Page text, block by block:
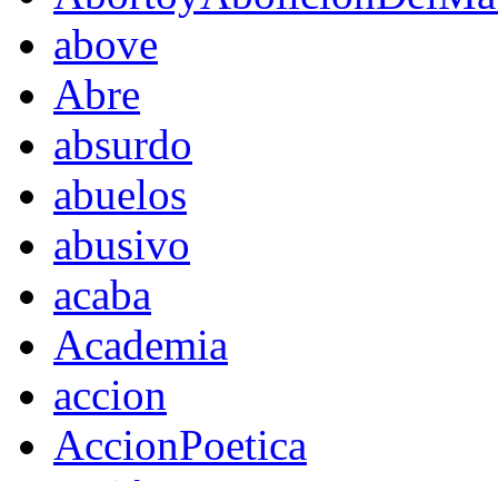
above
Abre
absurdo
abuelos
abusivo
acaba
Academia
accion
AccionPoetica